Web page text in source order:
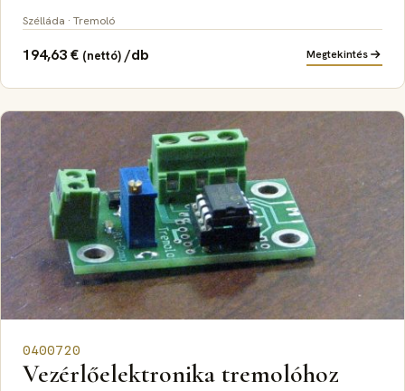
Szélláda · Tremoló
194,63€ (nettó) /db Megtekintés
0400720
Vezérlőelektronika tremolóhoz